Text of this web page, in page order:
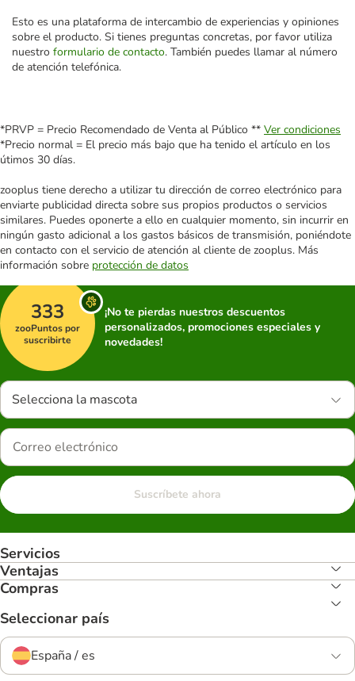
Esto es una plataforma de intercambio de experiencias y opiniones
sobre el producto. Si tienes preguntas concretas, por favor utiliza
nuestro formulario de contacto. También puedes llamar al número
de atención telefónica.
*PRVP = Precio Recomendado de Venta al Público ** Ver condiciones
*Precio normal = El precio más bajo que ha tenido el artículo en los
útimos 30 días.
zooplus tiene derecho a utilizar tu dirección de correo electrónico para
enviarte publicidad directa sobre sus propios productos o servicios
similares. Puedes oponerte a ello en cualquier momento, sin incurrir en
ningún gasto adicional a los gastos básicos de transmisión, poniéndote
en contacto con el servicio de atención al cliente de zooplus. Más
información sobre protección de datos
333
zooPuntos por
suscribirte
¡No te pierdas nuestros descuentos
personalizados, promociones especiales y
novedades!
Selecciona la mascota
Suscríbete ahora
Servicios
Ventajas
Compras
Seleccionar país
España / es